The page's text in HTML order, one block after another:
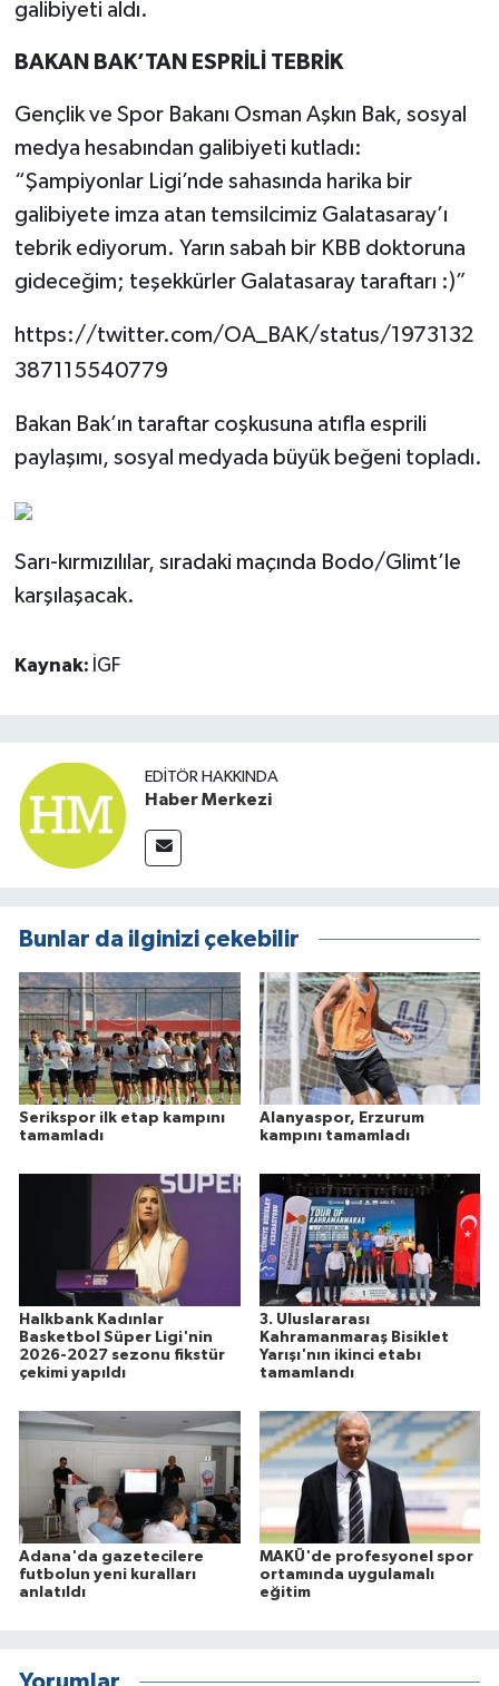
galibiyeti aldı.
BAKAN BAK’TAN ESPRİLİ TEBRİK
Gençlik ve Spor Bakanı Osman Aşkın Bak, sosyal
medya hesabından galibiyeti kutladı:
“Şampiyonlar Ligi’nde sahasında harika bir
galibiyete imza atan temsilcimiz Galatasaray’ı
tebrik ediyorum. Yarın sabah bir KBB doktoruna
gideceğim; teşekkürler Galatasaray taraftarı :)”
https://twitter.com/OA_BAK/status/1973132
387115540779
Bakan Bak’ın taraftar coşkusuna atıfla esprili
paylaşımı, sosyal medyada büyük beğeni topladı.
Sarı-kırmızılılar, sıradaki maçında Bodo/Glimt’le
karşılaşacak.
Kaynak: İGF
EDITÖR HAKKINDA
Haber Merkezi
Bunlar da ilginizi çekebilir
Serikspor ilk etap kampını
tamamladı
Alanyaspor, Erzurum
kampını tamamladı
Halkbank Kadınlar
Basketbol Süper Ligi'nin
2026-2027 sezonu fikstür
çekimi yapıldı
3. Uluslararası
Kahramanmaraş Bisiklet
Yarışı'nın ikinci etabı
tamamlandı
Adana'da gazetecilere
futbolun yeni kuralları
anlatıldı
MAKÜ'de profesyonel spor
ortamında uygulamalı
eğitim